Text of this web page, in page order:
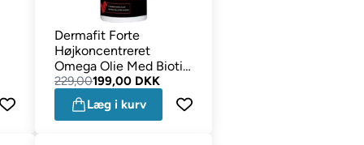
Dermafit Forte
Højkoncentreret
Omega Olie Med Biotin
100ml
229,00199,00 DKK
Læg i kurv